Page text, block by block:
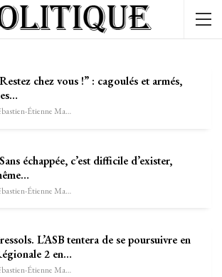
chez vous !” : cagoulés et armés,
Sébastien-Étienne Marechal
échappée, c’est difficile d’exister,
Sébastien-Étienne Marechal
L’ASB tentera de se poursuivre en
2 en…
Sébastien-Étienne Marechal